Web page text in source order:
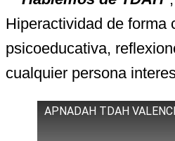
Hiperactividad de forma
psicoeducativa,
cualquier persona
APNADAH TDAH